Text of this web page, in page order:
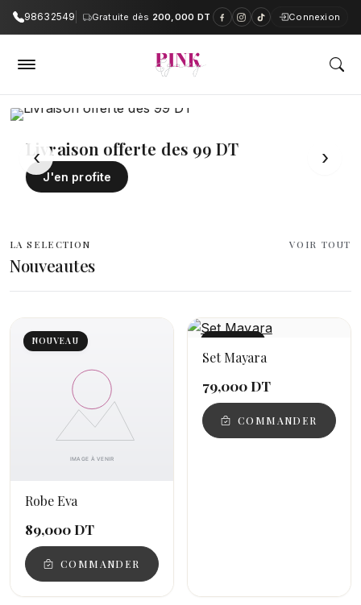
98632549 Gratuite dès 200,000 DT Connexion
PinkAndGrey — Boutique en
Livraison offerte des 99 DT
J'en profite
‹ ›
LA SELECTION
Nouveautes
VOIR TOUT
NOUVEAU
Robe Eva
89,000 DT
COMMANDER
NOUVEAU
Set Mayara
79,000 DT
COMMANDER